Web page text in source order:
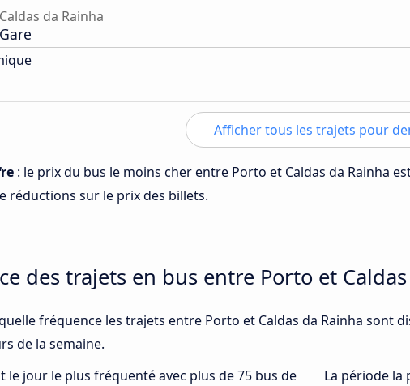
Caldas da Rainha
Gare
Afficher tous les trajets pour
: le prix du bus le moins cher entre Porto et Caldas da Rainha
réductions sur le prix des billets.
des trajets en bus entre Porto et
fréquence les trajets entre Porto et Caldas da Rainha sont
de la semaine.
le jour le plus fréquenté avec plus de 75 bus de
La période la